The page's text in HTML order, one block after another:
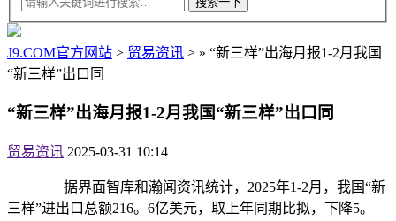
J9.COM官方网站 > 贸易资讯 > » “新三样”出海月报1-2月我国
“新三样”出口同
“新三样”出海月报1-2月我国“新三样”出口同
贸易资讯 2025-03-31 10:14
据界面智库和瀚闻资讯统计，2025年1-2月，我国“新
三样”进出口总额216。6亿美元，取上年同期比拟，下降5。